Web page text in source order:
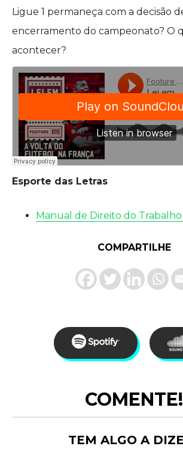
Ligue 1 permaneça com a decisão
encerramento do campeonato? O
acontecer?
Esporte das Letras
Manual de Direito do
COMPARTILHE
COMENTE!
TEM ALGO A